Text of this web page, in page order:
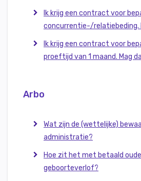
Ik krijg een contract voor
concurrentie-/relatiebeding.
Ik krijg een contract voor
proeftijd van 1 maand. Mag
Arbo
Wat zijn de (wettelijke)
administratie?
Hoe zit het met betaald
geboorteverlof?